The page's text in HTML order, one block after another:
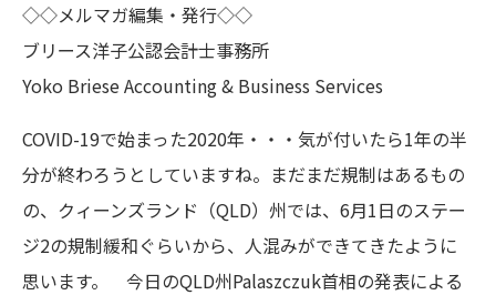
◇◇メルマガ編集・発行◇◇
ブリース洋子公認会計士事務所
Yoko Briese Accounting & Business Services
COVID-19で始まった2020年・・・気が付いたら1年の半
分が終わろうとしていますね。まだまだ規制はあるもの
の、クィーンズランド（QLD）州では、6月1日のステー
ジ2の規制緩和ぐらいから、人混みができてきたように
思います。 今日のQLD州Palaszczuk首相の発表による